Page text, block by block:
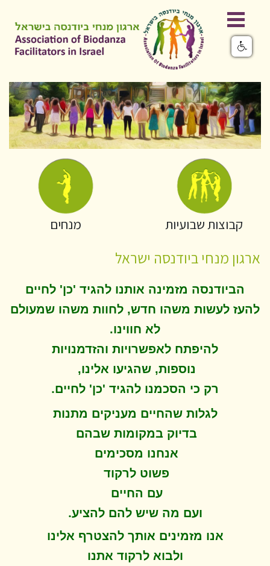
קבוצות שבועיות מנחים
ארגון מנחי ביודנסה ישראל
הביודנסה מזמינה אותנו להגיד 'כן' לחיים
להעז לעשות משהו חדש, לחוות משהו שמעולם
לא חווינו.
להיפתח לאפשרויות והזדמנויות
נוספות, שהגיעו אלינו,
רק כי הסכמנו להגיד 'כן' לחיים.
לגלות שהחיים מעניקים מתנות
בדיוק במקומות שבהם
אנחנו מסכימים
פשוט לרקוד
עם החיים
ועם מה שיש להם להציע.
אנו מזמינים אותך להצטרף אלינו
ולבוא לרקוד אתנו